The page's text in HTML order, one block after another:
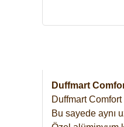
Duffmart
Duffmart
Bu sayede aynı